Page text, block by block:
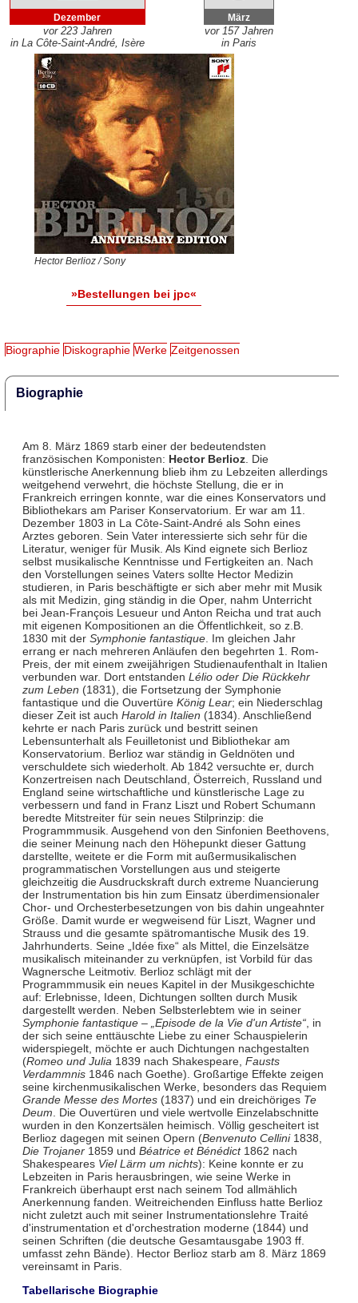
Dezember
vor 223 Jahren
in La Côte-Saint-André, Isère
März
vor 157 Jahren
in Paris
Hector Berlioz / Sony
»Bestellungen bei jpc«
Biographie Diskographie Werke Zeitgenossen
Biographie
Am 8. März 1869 starb einer der bedeutendsten
französischen Komponisten: Hector Berlioz. Die
künstlerische Anerkennung blieb ihm zu Lebzeiten allerdings
weitgehend verwehrt, die höchste Stellung, die er in
Frankreich erringen konnte, war die eines Konservators und
Bibliothekars am Pariser Konservatorium. Er war am 11.
Dezember 1803 in La Côte-Saint-André als Sohn eines
Arztes geboren. Sein Vater interessierte sich sehr für die
Literatur, weniger für Musik. Als Kind eignete sich Berlioz
selbst musikalische Kenntnisse und Fertigkeiten an. Nach
den Vorstellungen seines Vaters sollte Hector Medizin
studieren, in Paris beschäftigte er sich aber mehr mit Musik
als mit Medizin, ging ständig in die Oper, nahm Unterricht
bei Jean-François Lesueur und Anton Reicha und trat auch
mit eigenen Kompositionen an die Öffentlichkeit, so z.B.
1830 mit der Symphonie fantastique. Im gleichen Jahr
errang er nach mehreren Anläufen den begehrten 1. Rom-
Preis, der mit einem zweijährigen Studienaufenthalt in Italien
verbunden war. Dort entstanden Lélio oder Die Rückkehr
zum Leben (1831), die Fortsetzung der Symphonie
fantastique und die Ouvertüre König Lear; ein Niederschlag
dieser Zeit ist auch Harold in Italien (1834). Anschließend
kehrte er nach Paris zurück und bestritt seinen
Lebensunterhalt als Feuilletonist und Bibliothekar am
Konservatorium. Berlioz war ständig in Geldnöten und
verschuldete sich wiederholt. Ab 1842 versuchte er, durch
Konzertreisen nach Deutschland, Österreich, Russland und
England seine wirtschaftliche und künstlerische Lage zu
verbessern und fand in Franz Liszt und Robert Schumann
beredte Mitstreiter für sein neues Stilprinzip: die
Programmmusik. Ausgehend von den Sinfonien Beethovens,
die seiner Meinung nach den Höhepunkt dieser Gattung
darstellte, weitete er die Form mit außermusikalischen
programmatischen Vorstellungen aus und steigerte
gleichzeitig die Ausdruckskraft durch extreme Nuancierung
der Instrumentation bis hin zum Einsatz überdimensionaler
Chor- und Orchesterbesetzungen von bis dahin ungeahnter
Größe. Damit wurde er wegweisend für Liszt, Wagner und
Strauss und die gesamte spätromantische Musik des 19.
Jahrhunderts. Seine „Idée fixe“ als Mittel, die Einzelsätze
musikalisch miteinander zu verknüpfen, ist Vorbild für das
Wagnersche Leitmotiv. Berlioz schlägt mit der
Programmmusik ein neues Kapitel in der Musikgeschichte
auf: Erlebnisse, Ideen, Dichtungen sollten durch Musik
dargestellt werden. Neben Selbsterlebtem wie in seiner
Symphonie fantastique – „Episode de la Vie d'un Artiste“, in
der sich seine enttäuschte Liebe zu einer Schauspielerin
widerspiegelt, möchte er auch Dichtungen nachgestalten
(Romeo und Julia 1839 nach Shakespeare, Fausts
Verdammnis1846 nach Goethe). Großartige Effekte zeigen
seine kirchenmusikalischen Werke, besonders das Requiem
Grande Messe des Mortes(1837) und ein dreichöriges Te
Deum . Die Ouvertüren und viele wertvolle Einzelabschnitte
wurden in den Konzertsälen heimisch. Völlig gescheitert ist
Berlioz dagegen mit seinen Opern (Benvenuto Cellini1838,
Die Trojaner1859 und Béatrice et Bénédict1862 nach
Shakespeares Viel Lärm um nichts): Keine konnte er zu
Lebzeiten in Paris herausbringen, wie seine Werke in
Frankreich überhaupt erst nach seinem Tod allmählich
Anerkennung fanden. Weitreichenden Einfluss hatte Berlioz
nicht zuletzt auch mit seiner Instrumentationslehre Traité
d'instrumentation et d'orchestration moderne (1844) und
seinen Schriften (die deutsche Gesamtausgabe 1903 ff.
umfasst zehn Bände). Hector Berlioz starb am 8. März 1869
vereinsamt in Paris.
Tabellarische Biographie